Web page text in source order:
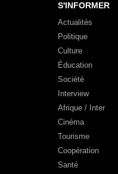
S'INFORMER
Actualités
Politique
Culture
Éducation
Société
Interview
Afrique / Inter
Cinéma
Tourisme
Coopération
Santé